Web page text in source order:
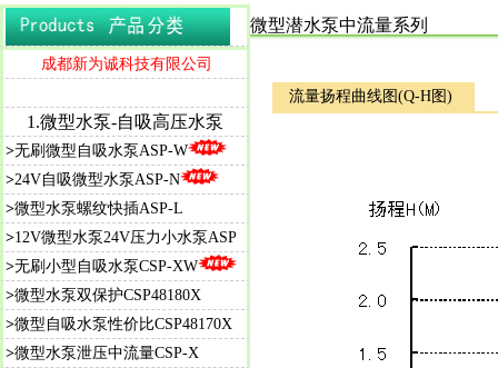
微型潜水泵中流量系列
成都新为诚科技有限公司
流量扬程曲线图(Q-H图)
1.微型水泵-自吸高压水泵
>无刷微型自吸水泵ASP-W
>24V自吸微型水泵ASP-N
>微型水泵螺纹快插ASP-L
>12V微型水泵24V压力小水泵ASP
>无刷小型自吸水泵CSP-XW
>微型水泵双保护CSP48180X
>微型自吸水泵性价比CSP48170X
>微型水泵泄压中流量CSP-X